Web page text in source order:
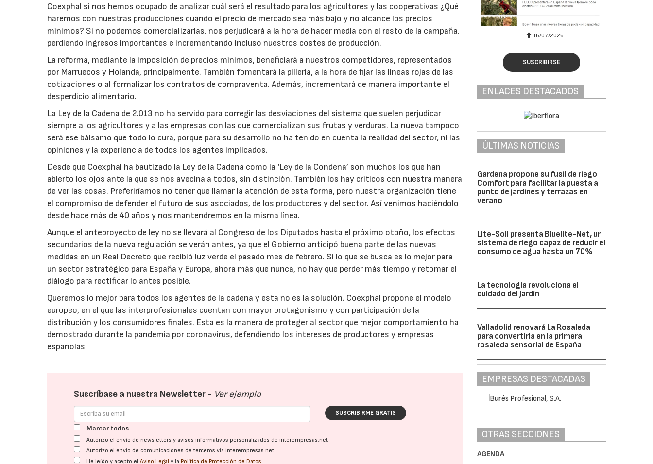
Coexphal si nos hemos ocupado de analizar cuál será el resultado para los agricultores y las cooperativas ¿Qué
haremos con nuestras producciones cuando el precio de mercado sea más bajo y no alcance los precios
mínimos? Si no podemos comercializarlas, nos perjudicará a la hora de hacer media con el resto de la campaña,
perdiendo ingresos importantes e incrementando incluso nuestros costes de producción.
La reforma, mediante la imposición de precios mínimos, beneficiará a nuestros competidores, representados
por Marruecos y Holanda, principalmente. También fomentará la pillería, a la hora de fijar las líneas rojas de las
cotizaciones o al formalizar los contratos de compraventa. Además, incrementará de manera importante el
desperdicio alimentario.
La Ley de la Cadena de 2.013 no ha servido para corregir las desviaciones del sistema que suelen perjudicar
siempre a los agricultores y a las empresas con las que comercializan sus frutas y verduras. La nueva tampoco
será ese bálsamo que todo lo cura, porque para su desarrollo no ha tenido en cuenta la realidad del sector, ni las
opiniones y la experiencia de todos los agentes implicados.
Desde que Coexphal ha bautizado la Ley de la Cadena como la ‘Ley de la Condena’ son muchos los que han
abierto los ojos ante la que se nos avecina a todos, sin distinción. También los hay críticos con nuestra manera
de ver las cosas. Preferiríamos no tener que llamar la atención de esta forma, pero nuestra organización tiene
el compromiso de defender el futuro de sus asociados, de los productores y del sector. Así venimos haciéndolo
desde hace más de 40 años y nos mantendremos en la misma línea.
Aunque el anteproyecto de ley no se llevará al Congreso de los Diputados hasta el próximo otoño, los efectos
secundarios de la nueva regulación se verán antes, ya que el Gobierno anticipó buena parte de las nuevas
medidas en un Real Decreto que recibió luz verde el pasado mes de febrero. Si lo que se busca es lo mejor para
un sector estratégico para España y Europa, ahora más que nunca, no hay que perder más tiempo y retomar el
diálogo para rectificar lo antes posible.
Queremos lo mejor para todos los agentes de la cadena y esta no es la solución. Coexphal propone el modelo
europeo, en el que las interprofesionales cuentan con mayor protagonismo y con participación de la
distribución y los consumidores finales. Esta es la manera de proteger al sector que mejor comportamiento ha
demostrado durante la pandemia por coronavirus, defendiendo los intereses de productores y empresas
españolas.
Suscríbase a nuestra Newsletter - Ver ejemplo
SUSCRIBIRME GRATIS
Marcar todos
Autorizo el envío de newsletters y avisos informativos personalizados de interempresas.net
Autorizo el envío de comunicaciones de terceros vía interempresas.net
He leído y acepto elAviso Legal y la Política de Protección de Datos
16/07/2026 30/07/2026 16/07/2026
SUSCRIBIRSE
ENLACES DESTACADOS
ÚLTIMAS NOTICIAS
Gardena propone su fusil de riego
Comfort para facilitar la puesta a
punto de jardines y terrazas en
verano
Lite-Soil presenta Bluelite-Net, un
sistema de riego capaz de reducir el
consumo de agua hasta un 70%
La tecnología revoluciona el
cuidado del jardín
Valladolid renovará La Rosaleda
para convertirla en la primera
rosaleda sensorial de España
EMPRESAS DESTACADAS
OTRAS SECCIONES
AGENDA